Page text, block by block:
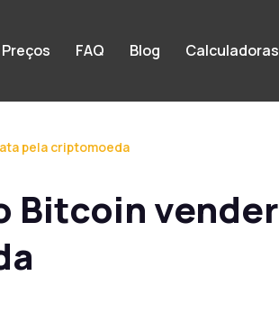
Preços FAQ Blog Calculadoras
pela criptomoeda
Bitcoin vender